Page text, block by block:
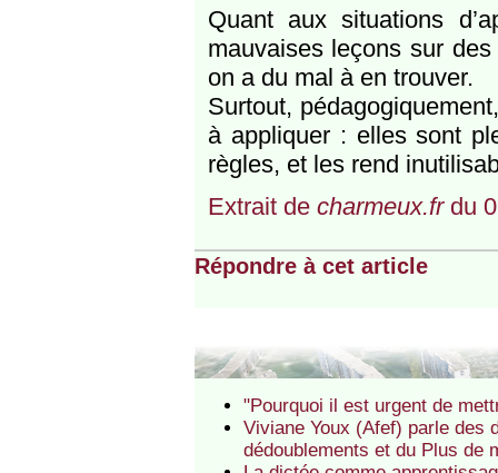
Quant aux situations
mauvaises leçons sur
on a du mal à en trouver.
Surtout,
à appliquer : elles sont
règles, et les rend
Extrait de charmeux.frdu
Répondre à cet article
"Pourquoi il est urgent de
Viviane Youx (Afef) parle des
dédoublements et du Plus de